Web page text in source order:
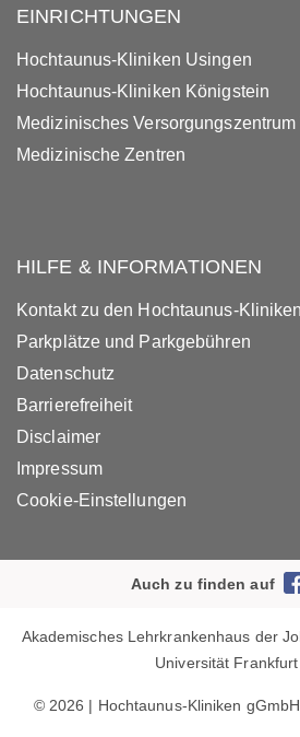
EINRICHTUNGEN
Hochtaunus-Kliniken Usingen
Hochtaunus-Kliniken Königstein
Medizinisches Versorgungszentrum
Medizinische Zentren
HILFE & INFORMATIONEN
Kontakt zu den Hochtaunus-Kliniken
Parkplätze und Parkgebühren
Datenschutz
Barrierefreiheit
Disclaimer
Impressum
Cookie-Einstellungen
Auch zu finden auf
Akademisches Lehrkrankenhaus der
Universität Frankfurt
© 2026 | Hochtaunus-Kliniken